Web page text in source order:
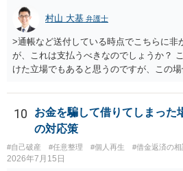
村山 大基 弁護士
>通帳など送付している時点でこちらに非
が、これは支払うべきなのでしょうか？
けた立場でもあると思うのですが、この
がいいとは思います。 そもそも、特殊
は法に触れる可能性もあります。 ＞100
ことは可能でしょうか？ →一般的には難
０万円の被害を受けたとして、１円も払
たら、 できるだけ重い刑罰を与えて欲
でしょうか。 ＞弁護士さんに入ってもら
10
お金を騙して借りてしまった
の対応策
#自己破産 #任意整理 #個人再生 #借金返済の
2026年7月15日